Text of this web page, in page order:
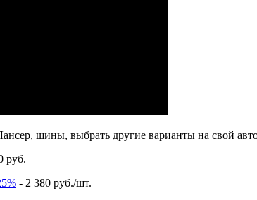
шины, выбрать другие варианты на свой
руб.
- 2 380 руб./шт.